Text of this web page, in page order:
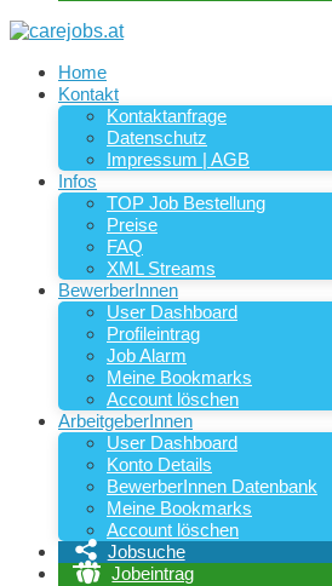
Home
Kontakt
Kontaktanfrage
Datenschutz
Impressum | AGB
Infos
TOP Job Bestellung
Preise
FAQ
XML Streams
BewerberInnen
User Dashboard
Profileintrag
Job Alarm
Meine Bookmarks
Account löschen
ArbeitgeberInnen
User Dashboard
Konto Details
BewerberInnen Datenbank
Meine Bookmarks
Account löschen
Jobsuche
Jobeintrag